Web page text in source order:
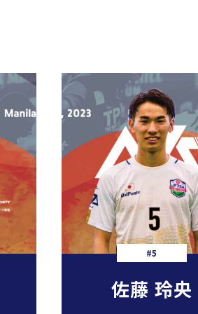
#5
佐藤 玲央